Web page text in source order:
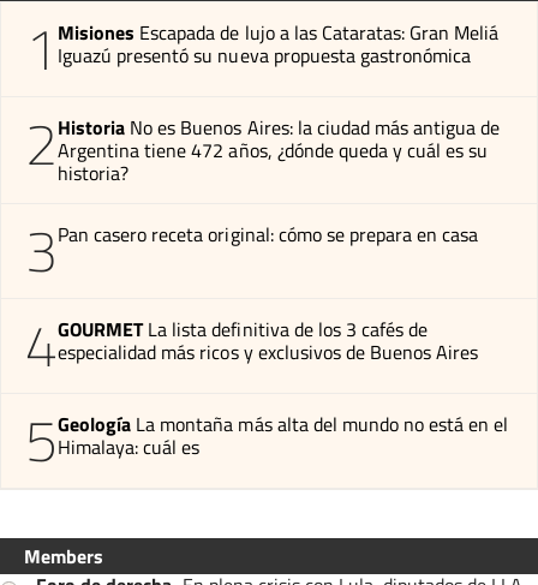
1 Misiones Escapada de lujo a las Cataratas: Gran Meliá
Iguazú presentó su nueva propuesta gastronómica
2Historia No es Buenos Aires: la ciudad más antigua de
Argentina tiene 472 años, ¿dónde queda y cuál es su
historia?
3Pan casero receta original: cómo se prepara en casa
4GOURMET La lista definitiva de los 3 cafés de
especialidad más ricos y exclusivos de Buenos Aires
5Geología La montaña más alta del mundo no está en el
Himalaya: cuál es
Members